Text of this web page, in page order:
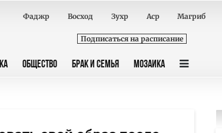
Фаджр Восход Зухр Аср Магриб
Подписаться на расписание
ОБЩЕСТВО БРАК И СЕМЬЯ МОЗАИКА